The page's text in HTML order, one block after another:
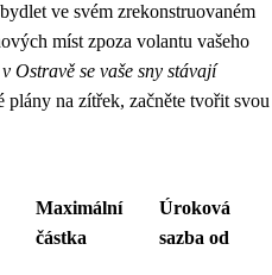
ve svém zrekonstruovaném
míst zpoza volantu vašeho
Ostravě se vaše sny stávají
plány na zítřek, začněte tvořit svou
Maximální
částka
Úroková
sazba od